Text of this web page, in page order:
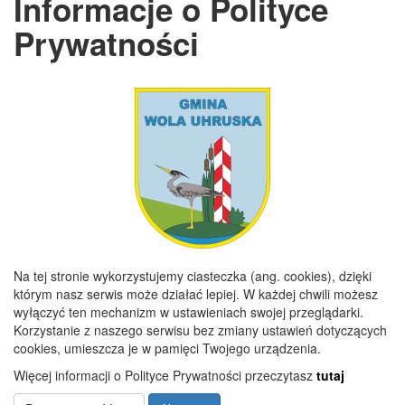
NIP 5651446722
REGON
GODZINY URZĘDOWANIA
Copyright 2019@ Urząd Gminy Wola Uhruska
Informacje o Polityce
Prywatności
Na tej stronie wykorzystujemy ciasteczka (ang. cookies), dzięki
którym nasz serwis może działać lepiej. W każdej chwili możesz
wyłączyć ten mechanizm w ustawieniach swojej przeglądarki.
Korzystanie z naszego serwisu bez zmiany ustawień dotyczących
cookies, umieszcza je w pamięci Twojego urządzenia.
Więcej informacji o Polityce Prywatności przeczytasz tutaj